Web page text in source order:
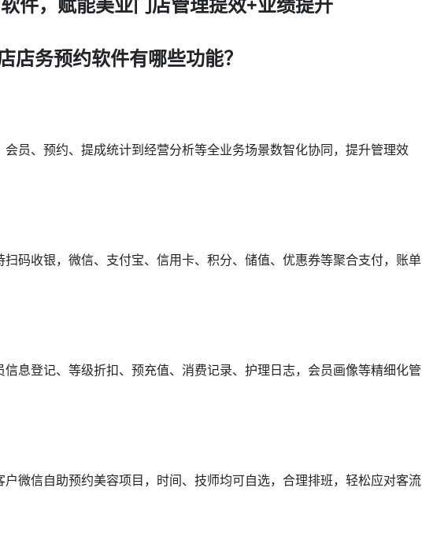
店务预约软件有哪些功能？
员、预约、提成统计到经营分析等全业务场景数智化协同，提升管理效
码收银，微信、支付宝、信用卡、积分、储值、优惠券等聚合支付，账单
息登记、等级折扣、预充值、消费记录、护理日志，会员画像等精细化管
微信自助预约美容项目，时间、技师均可自选，合理排班，轻松应对客流